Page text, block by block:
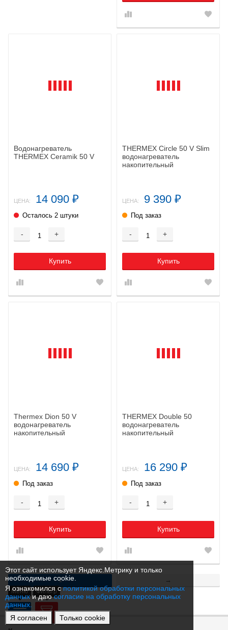
Этот сайт использует Яндекс.Метрику и только
необходимые cookie.
Я ознакомился сполитикой обработки персональных
данныхи даюсогласие на обработку персональных
данных.
Я согласен
Только cookie
Водонагреватель
THERMEX Ceramik 50 V
ЦЕНА: 14 090 ₽
Осталось 2 штуки
- +
Купить
THERMEX Circle 50 V Slim
водонагреватель
накопительный
ЦЕНА: 9 390 ₽
Под заказ
- +
Купить
Thermex Dion 50 V
водонагреватель
накопительный
ЦЕНА: 14 690 ₽
Под заказ
- +
Купить
THERMEX Double 50
водонагреватель
накопительный
ЦЕНА: 16 290 ₽
Под заказ
- +
Купить
1 →
Меню Фильтр